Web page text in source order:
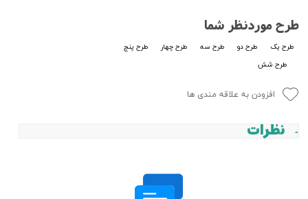
طرح موردنظر شما
طرح یک طرح دو طرح سه طرح چهار
طرح پنج
طرح شش
افزودن به علاقه مندی ها
نظرات